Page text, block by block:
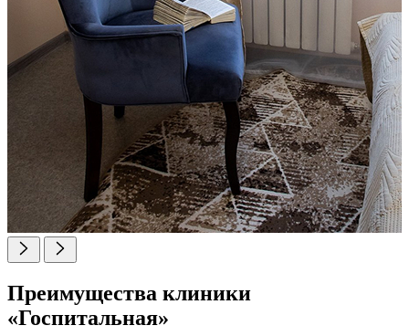
Преимущества клиники
«Госпитальная»